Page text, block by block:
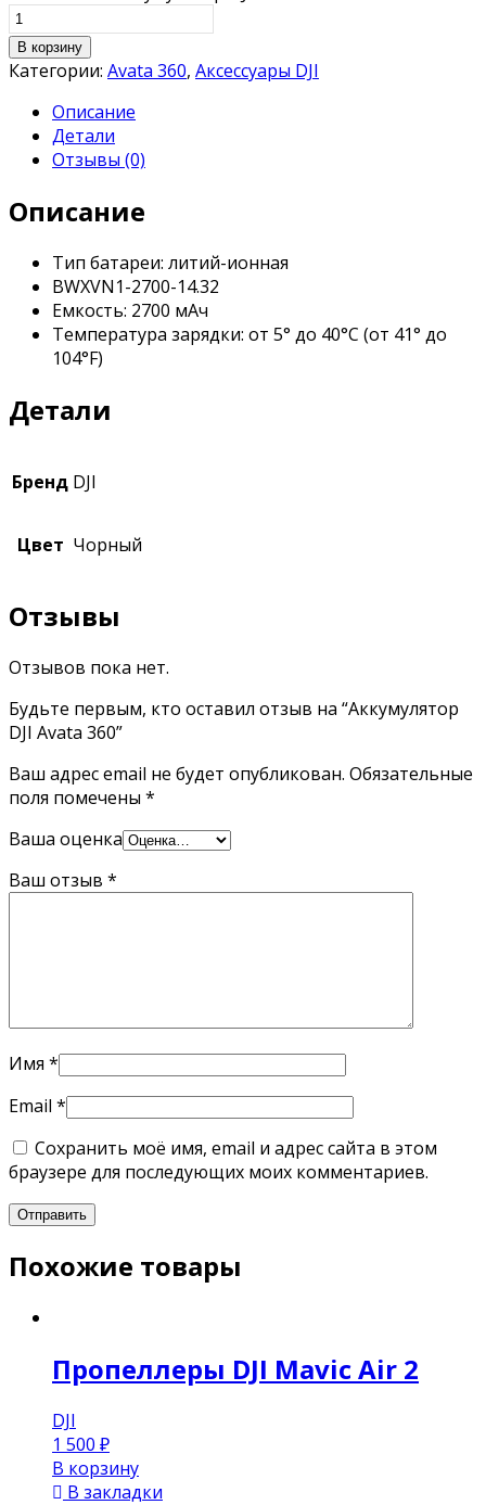
В корзину
Категории: Avata 360, Аксессуары DJI
Описание
Детали
Отзывы (0)
Описание
Тип батареи: литий-ионная
BWXVN1-2700-14.32
Емкость: 2700 мАч
Температура зарядки: от 5° до 40°C (от 41° до
104°F)
Детали
Бренд DJI
Цвет Чорный
Отзывы
Отзывов пока нет.
Будьте первым, кто оставил отзыв на “Аккумулятор
DJI Avata 360”
Ваш адрес email не будет опубликован. Обязательные
поля помечены *
Ваша оценка
Ваш отзыв *
Имя *
Email *
Сохранить моё имя, email и адрес сайта в этом
браузере для последующих моих комментариев.
Похожие товары
Пропеллеры DJI Mavic Air 2
DJI
1 500 ₽
В корзину
В закладки